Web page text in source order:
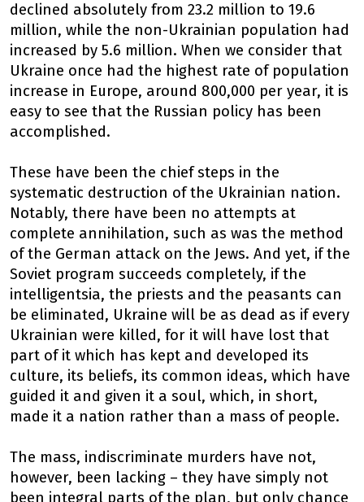
declined absolutely from 23.2 million to 19.6
million, while the non-Ukrainian population had
increased by 5.6 million. When we consider that
Ukraine once had the highest rate of population
increase in Europe, around 800,000 per year, it is
easy to see that the Russian policy has been
accomplished.
These have been the chief steps in the
systematic destruction of the Ukrainian nation.
Notably, there have been no attempts at
complete annihilation, such as was the method
of the German attack on the Jews. And yet, if the
Soviet program succeeds completely, if the
intelligentsia, the priests and the peasants can
be eliminated, Ukraine will be as dead as if every
Ukrainian were killed, for it will have lost that
part of it which has kept and developed its
culture, its beliefs, its common ideas, which have
guided it and given it a soul, which, in short,
made it a nation rather than a mass of people.
The mass, indiscriminate murders have not,
however, been lacking – they have simply not
been integral parts of the plan, but only chance